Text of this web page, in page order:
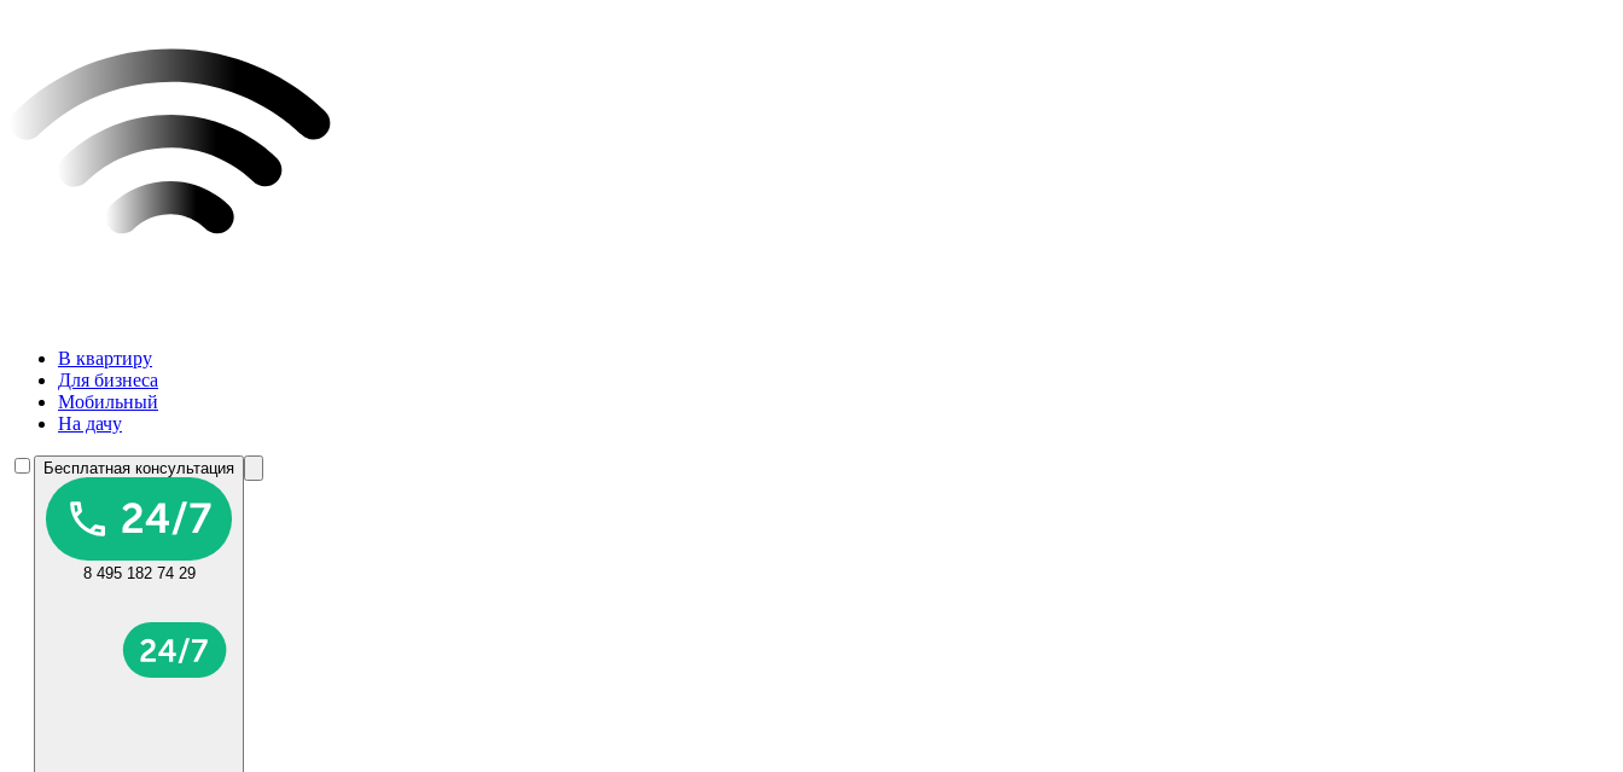
В квартиру
Для бизнеса
Мобильный
На дачу
Бесплатная консультация
8 495 182 74 29